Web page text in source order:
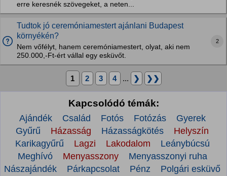
erre keresnék szövegeket, a neten...
Tudtok jó ceremóniamestert ajánlani Budapest
környékén?
Nem vőfélyt, hanem ceremóniamestert, olyat, aki nem
250.000,-Ft-ért vállal egy esküvőt.
2
1 2 3 4 ... ❯ ❯❯
Kapcsolódó témák:
Ajándék Család Fotós Fotózás
Gyerek
Gyűrű
Házasság Házasságkötés
Helyszín
Karikagyűrű
Lagzi Lakodalom
Leánybúcsú
Meghívó
Menyasszony
Menyasszonyi ruha
Nászajándék
Párkapcsolat Pénz
Polgári esküvő